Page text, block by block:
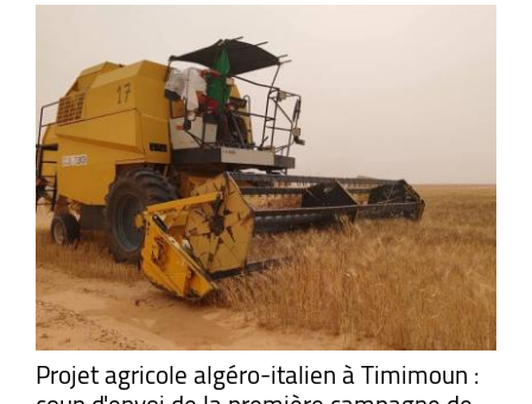
Projet agricole algéro-italien à Timimoun :